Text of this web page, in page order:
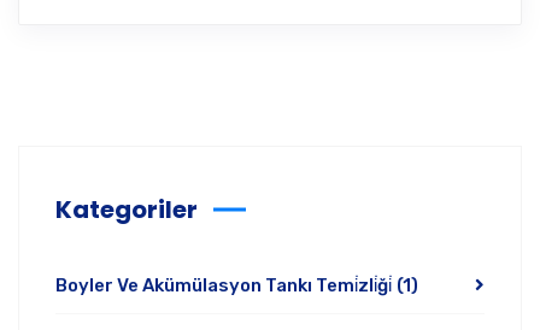
Kategoriler
Boyler Ve Akümülasyon Tankı Temi̇zli̇ği̇ (1)